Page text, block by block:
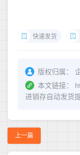
快速发货
版权归属：
本文链接：
进销存自动发货
上一篇